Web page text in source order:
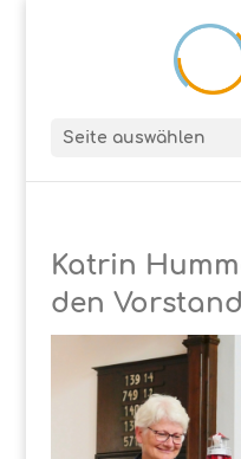
Seite auswählen
Katrin
den Vorstand